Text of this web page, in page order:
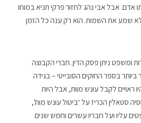
אדם. אבל אבי נהג לחזור פרקי תניא במוחו
לא שמע את השמות. הוא רק ענה כל הזמן
ומשפט ניתן פסק הדין. חברי הקבוצה
בספר החוקים הסובייטי – בגידה
ראויים לקבל עונש מוות, אבל היות
סטאלין הכריז על ‘ביטול עונש מות’,
עליו ועל חבריו עשרים וחמש שנים